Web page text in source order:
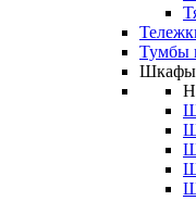
Тумбы
Шкафы